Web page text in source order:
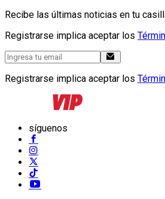
Recibe las últimas noticias en tu
Registrarse implica aceptar los
Registrarse implica aceptar los
síguenos